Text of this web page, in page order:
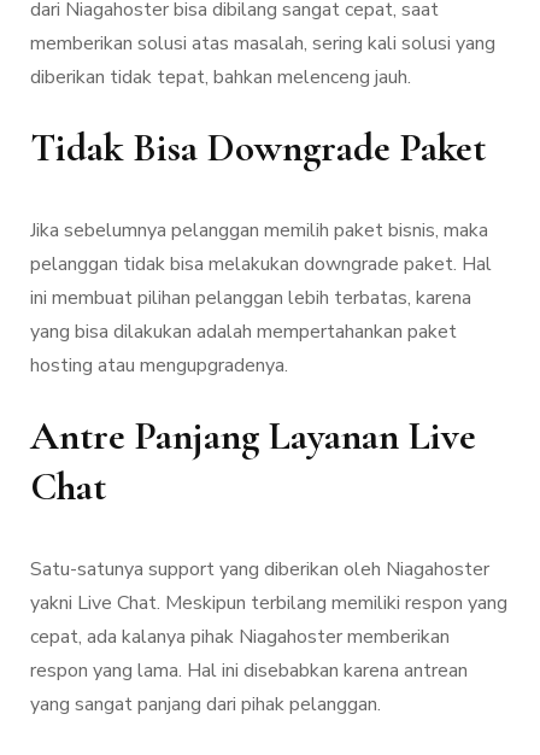
dari Niagahoster bisa dibilang sangat cepat, saat
memberikan solusi atas masalah, sering kali solusi yang
diberikan tidak tepat, bahkan melenceng jauh.
Tidak Bisa Downgrade Paket
Jika sebelumnya pelanggan memilih paket bisnis, maka
pelanggan tidak bisa melakukan downgrade paket. Hal
ini membuat pilihan pelanggan lebih terbatas, karena
yang bisa dilakukan adalah mempertahankan paket
hosting atau mengupgradenya.
Antre Panjang Layanan Live
Chat
Satu-satunya support yang diberikan oleh Niagahoster
yakni Live Chat. Meskipun terbilang memiliki respon yang
cepat, ada kalanya pihak Niagahoster memberikan
respon yang lama. Hal ini disebabkan karena antrean
yang sangat panjang dari pihak pelanggan.